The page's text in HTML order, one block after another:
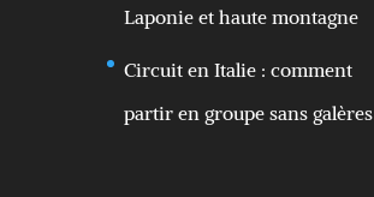
Laponie et haute montagne
Circuit en Italie : comment
partir en groupe sans galères